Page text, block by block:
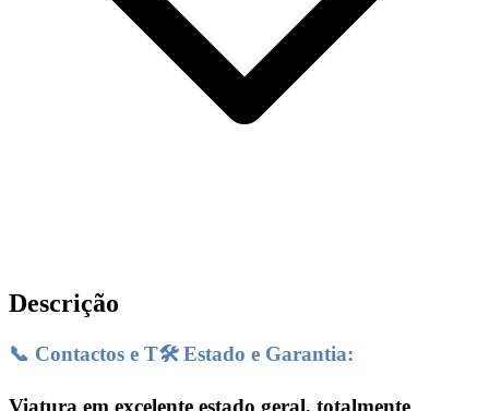
Descrição
📞 Contactos e T🛠️ Estado e Garantia:
Viatura em excelente estado geral, totalmente